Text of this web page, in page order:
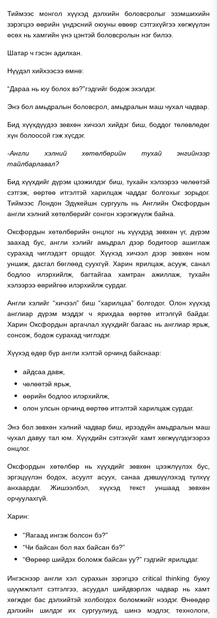
Тиймээс монгол хүүхэд дэлхийн боловсролыг эзэмшихийн
зэрэгцээ өөрийн үндэсний оюуны өвөөр сэтгэхүйгээ хөгжүүлэн
өсөх нь хамгийн үнэ цэнтэй боловсролын нэг билээ.
Шатар ч гэсэн адилхан.
Нүүдэл хийхээсээ өмнө:
“Дараа нь юу болох вэ?”гэдгийг бодож эхэлдэг.
Энэ бол амьдралын боловсрол, амьдралын маш чухал чадвар.
Бид хүүхдүүдээ зөвхөн хичээл хийдэг биш, боддог төлөвлөдөг
хүн болоосой гэж хүсдэг.
-Англи хэлний хөтөлбөрийн тухай энгийнээр
тайлбарлавал?
Бид хүүхдийг дүрэм цээжилдэг биш, тухайн хэлээрээ чөлөөтэй
сэтгэж, өөртөө итгэлтэй харилцаж чаддаг болгохыг зорьдог.
Тиймээс Лондон Эдүкейшн сургууль нь Английн Оксфордын
англи хэлний хөтөлбөрийг сонгон хэрэгжүүлж байна.
Оксфордын хөтөлбөрийн онцлог нь хүүхдэд зөвхөн үг, дүрэм
заахад бус, англи хэлийг амьдрал дээр бодитоор ашиглаж
сурахад чиглэдэгт оршдог. Хүүхэд хичээл дээр зөвхөн ном
уншиж, дасгал бөглөөд суухгүй. Харин ярилцаж, асууж, санал
бодлоо илэрхийлж, багтайгаа хамтран ажиллаж, тухайн
хэлээрээ өөрийгөө илэрхийлж сурдаг.
Англи хэлийг “хичээл” биш “харилцаа” болгодог. Олон хүүхэд
англиар дүрэм мэддэг ч ярихдаа өөртөө итгэлгүй байдаг.
Харин Оксфордын аргачлал хүүхдийг багаас нь англиар ярьж,
сонсож, бодож сурахад чиглэдэг.
Хүүхэд өдөр бүр англи хэлтэй орчинд байснаар:
айдсаа давж,
чөлөөтэй ярьж,
өөрийн бодлоо илэрхийлж,
олон улсын орчинд өөртөө итгэлтэй харилцаж сурдаг.
Энэ бол зөвхөн хэлний чадвар биш, ирээдүйн амьдралын маш
чухал давуу тал юм. Хүүхдийн сэтгэхүйг хамт хөгжүүлдэгээрээ
онцлог.
Оксфордын хөтөлбөр нь хүүхдийг зөвхөн цээжлүүлэх бус,
эргэцүүлэн бодох, асуулт асуух, санаа дэвшүүлэхэд түлхүү
анхаардаг.Жишээлбэл, хүүхэд текст уншаад зөвхөн
орчуулахгүй.
Харин:
“Яагаад ингэж болсон бэ?”
“Чи байсан бол яах байсан бэ?”
“Өөрөөр шийдэх боломж байсан уу?” гэдгийг ярилцдаг.
Ингэснээр англи хэл сурахын зэрэгцээ critical thinking буюу
шүүмжлэлт сэтгэлгээ, асуудал шийдвэрлэх чадвар нь хамт
хөгждөг бас дэлхийтэй холбогдох боломжийг нээдэг.Өнөөдөр
дэлхийн шилдэг их сургуулиуд, шинэ мэдлэг, технологи,